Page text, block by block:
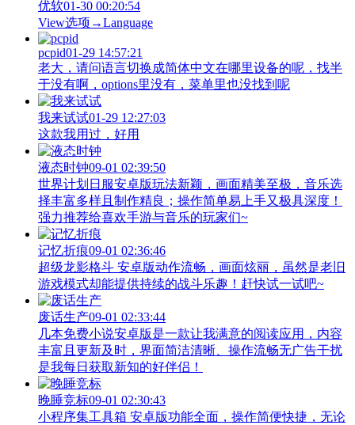
优软01-30 00:20:54
View‌选项→Language
pcpid01-29 14:57:21
老大，请问语言切换成简体中文在哪里设备的呢，找半
于没有啊，options里没有，菜单里也没找到呢
我来试试01-29 12:27:03
这款我用过，好用
液态时钟09-01 02:39:50
世界计划日服安卓版玩法新颖，画面精美至极，音乐选
择丰富多样且制作精良；操作简单易上手又极具深度！
强力推荐给喜欢手游与音乐的玩家们~
记忆折痕09-01 02:36:46
超级龙影格斗 安卓版动作流畅，画面炫丽，虽然是老旧
游戏模式却能提供持续的战斗乐趣！赶快试一试吧~
废话生产09-01 02:33:44
几本免费小说安卓版是一款让我满意的阅读应用，内容
丰富且更新及时，界面简洁清晰、操作流畅无广告干扰
是我每日获取新知的好伴侣！
晚睡竞标09-01 02:30:43
小程序集工具箱 安卓版功能全面，操作简便快捷，无论